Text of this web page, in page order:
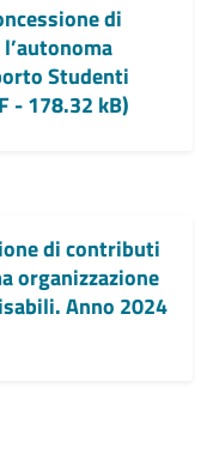
di
Studenti
- 178.32 kB)
di contributi
organizzazione
Anno 2024